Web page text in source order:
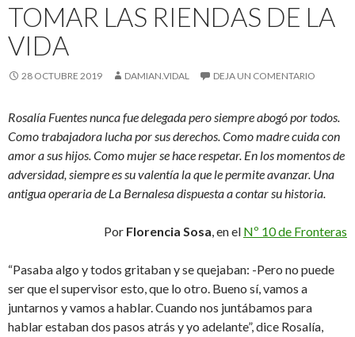
TOMAR LAS RIENDAS DE LA
VIDA
28 OCTUBRE 2019 DAMIAN.VIDAL DEJA UN COMENTARIO
Rosalía Fuentes nunca fue delegada pero siempre abogó por todos.
Como trabajadora lucha por sus derechos. Como madre cuida con
amor a sus hijos. Como mujer se hace respetar. En los momentos de
adversidad, siempre es su valentía la que le permite avanzar. Una
antigua operaria de La Bernalesa dispuesta a contar su historia.
Por Florencia Sosa, en el Nº 10 de Fronteras
“Pasaba algo y todos gritaban y se quejaban: -Pero no puede
ser que el supervisor esto, que lo otro. Bueno sí, vamos a
juntarnos y vamos a hablar. Cuando nos juntábamos para
hablar estaban dos pasos atrás y yo adelante”, dice Rosalía,